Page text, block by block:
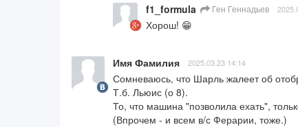
f1_formula Ген Геннадьев
Хорош! 😁
Имя Фамилия 2025.03.23 14:14
Сомневаюсь, что Шарль жалеет об
Т.б. Льюис (о 8).
То, что машина "позволила ехать",
(Впрочем - и всем в/с Ферарии, тоже.)